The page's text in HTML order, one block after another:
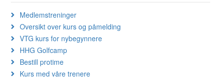
Medlemstreninger
Oversikt over kurs og påmelding
VTG kurs for nybegynnere
HHG Golfcamp
Bestill protime
Kurs med våre trenere